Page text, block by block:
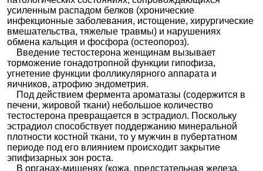
усиленным распадом белков (хронические
инфекционные заболевания, истощение, хирургические
вмешательства, тяжелые травмы) и нарушениях
обмена кальция и фосфора (остеопороз).
Введение тестостерона женщинам вызывает
торможение гонадотропной функции гипофиза,
угнетение функции фолликулярного аппарата и
яичников, атрофию эндометрия.
Под действием фермента ароматазы (содержится в
печени, жировой ткани) небольшое количество
тестостерона превращается в эстрадиол. Поскольку
эстрадиол способствует поддержанию минеральной
плотности костной ткани, то у мужчин в пубертатном
периоде под его влиянием происходит закрытие
эпифизарных зон роста.
В органах-мишенях (кожа, предстательная железа,